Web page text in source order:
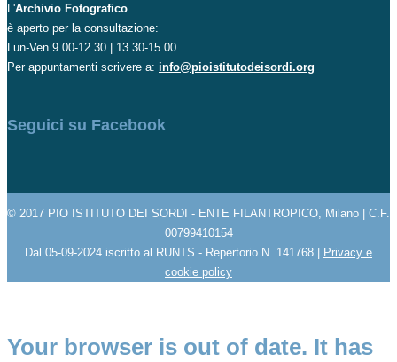
L'Archivio Fotografico
è aperto per la consultazione:
Lun-Ven 9.00-12.30 | 13.30-15.00
Per appuntamenti scrivere a: info@pioistitutodeisordi.org
Seguici su Facebook
© 2017 PIO ISTITUTO DEI SORDI - ENTE FILANTROPICO, Milano | C.F.
00799410154
Dal 05-09-2024 iscritto al RUNTS - Repertorio N. 141768 | Privacy e
cookie policy
Your browser is out of date. It has